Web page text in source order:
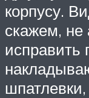
корпусу.
скажем, не
исправить